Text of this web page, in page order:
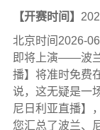
【开赛时间】
北京时间2026-
即将上演——波
播】将准时免费
说，这无疑是一
尼日利亚直播】
您汇总了波兰、